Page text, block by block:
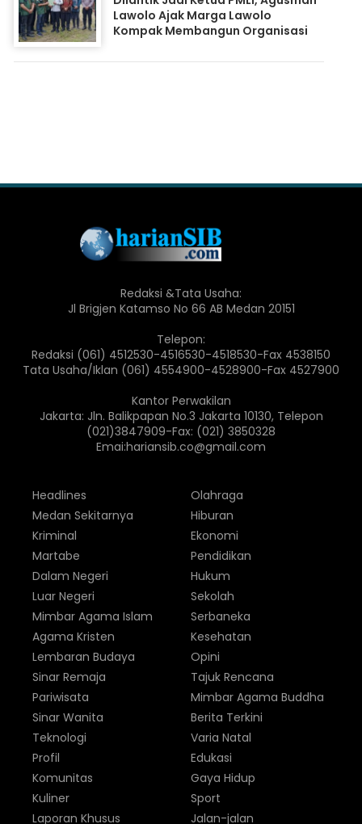
Lawolo Ajak Marga Lawolo
Kompak Membangun Organisasi
Redaksi &Tata Usaha:
Jl Brigjen Katamso No 66 AB Medan 20151
Telepon:
Redaksi (061) 4512530-4516530-4518530-Fax 4538150
Tata Usaha/Iklan (061) 4554900-4528900-Fax 4527900
Kantor Perwakilan
Jakarta: Jln. Balikpapan No.3 Jakarta 10130, Telepon
(021)3847909-Fax: (021) 3850328
Emai:hariansib.co@gmail.com
Headlines
Medan Sekitarnya
Kriminal
Martabe
Dalam Negeri
Luar Negeri
Olahraga
Hiburan
Ekonomi
Pendidikan
Hukum
Sekolah
Mimbar Agama Islam
Agama Kristen
Lembaran Budaya
Sinar Remaja
Pariwisata
Sinar Wanita
Serbaneka
Kesehatan
Opini
Tajuk Rencana
Mimbar Agama Buddha
Berita Terkini
Teknologi
Profil
Komunitas
Kuliner
Laporan Khusus
Varia Natal
Edukasi
Gaya Hidup
Sport
Jalan-jalan